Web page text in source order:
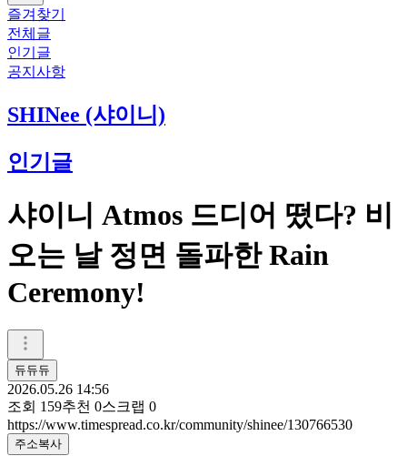
즐겨찾기
전체글
인기글
공지사항
SHINee (샤이니)
인기글
샤이니 Atmos 드디어 떴다? 비
오는 날 정면 돌파한 Rain
Ceremony!
듀듀듀
2026.05.26 14:56
조회 159추천 0스크랩 0
https://www.timespread.co.kr/community/shinee/130766530
주소복사